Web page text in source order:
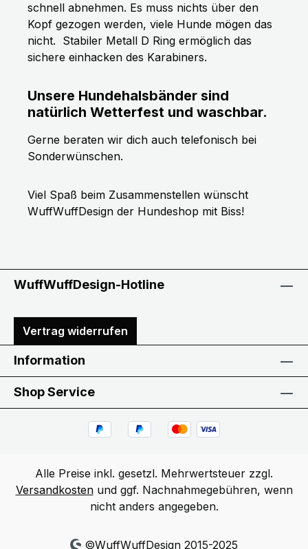
schnell abnehmen. Es muss nichts über den
Kopf gezogen werden, viele Hunde mögen das
nicht. Stabiler Metall D Ring ermöglich das
sichere einhacken des Karabiners.
Unsere Hundehalsbänder sind
natürlich Wetterfest und waschbar.
Gerne beraten wir dich auch telefonisch bei
Sonderwünschen.
Viel Spaß beim Zusammenstellen wünscht
WuffWuffDesign der Hundeshop mit Biss!
WuffWuffDesign-Hotline
Vertrag widerrufen
Information
Shop Service
Alle Preise inkl. gesetzl. Mehrwertsteuer zzgl.
Versandkostenund ggf. Nachnahmegebühren, wenn
nicht anders angegeben.
©WuffWuffDesign 2015-2025